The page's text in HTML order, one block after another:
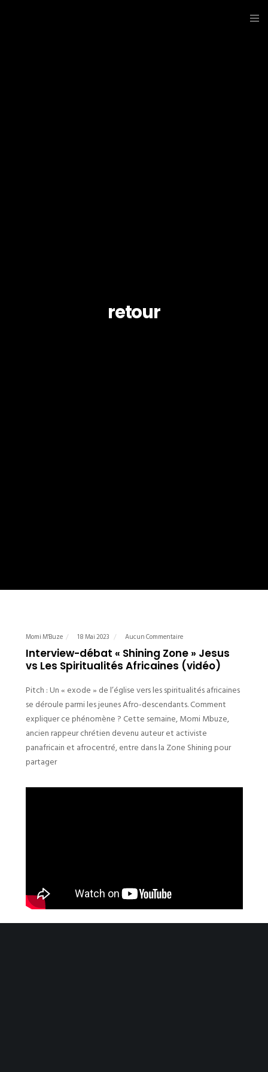
retour
Momi M'Buze 18 Mai 2023 Aucun Commentaire
Interview-débat « Shining Zone » Jesus
vs Les Spiritualités Africaines (vidéo)
Pitch : Un « exode » de l’église vers les spiritualités africaines
se déroule parmi les jeunes Afro-descendants. Comment
expliquer ce phénomène ? Cette semaine, Momi Mbuze,
ancien rappeur chrétien devenu auteur et activiste
panafricain et afrocentré, entre dans la Zone Shining pour
partager